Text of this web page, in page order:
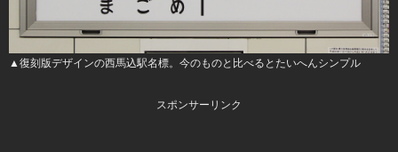
▲復刻版デザインの西馬込駅名標。今のものと比べるとたいへんシンプル
スポンサーリンク